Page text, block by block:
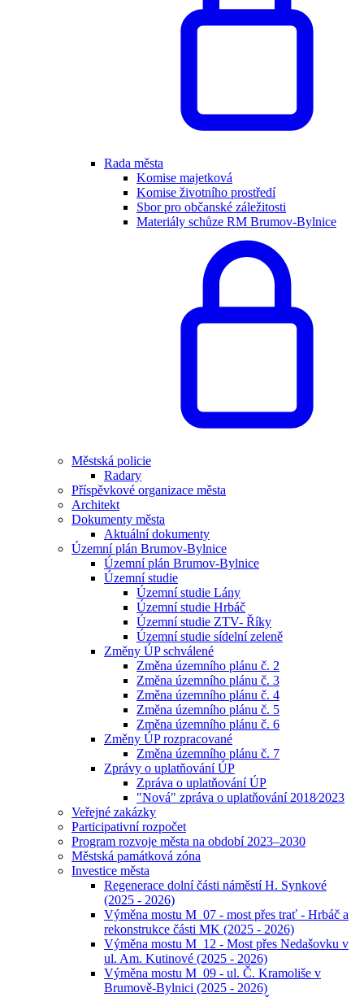
Rada města
Komise majetková
Komise životního prostředí
Sbor pro občanské záležitosti
Materiály schůze RM Brumov-Bylnice
Městská policie
Radary
Příspěvkové organizace města
Architekt
Dokumenty města
Aktuální dokumenty
Územní plán Brumov-Bylnice
Územní plán Brumov-Bylnice
Územní studie
Územní studie Lány
Územní studie Hrbáč
Územní studie ZTV- Říky
Územní studie sídelní zeleně
Změny ÚP schválené
Změna územního plánu č. 2
Změna územního plánu č. 3
Změna územního plánu č. 4
Změna územního plánu č. 5
Změna územního plánu č. 6
Změny ÚP rozpracované
Změna územního plánu č. 7
Zprávy o uplatňování ÚP
Zpráva o uplatňování ÚP
"Nová" zpráva o uplatňování 2018⁄2023
Veřejné zakázky
Participativní rozpočet
Program rozvoje města na období 2023–2030
Městská památková zóna
Investice města
Regenerace dolní části náměstí H. Synkové
(2025 - 2026)
Výměna mostu M_07 - most přes trať - Hrbáč a
rekonstrukce části MK (2025 - 2026)
Výměna mostu M_12 - Most přes Nedašovku v
ul. Am. Kutinové (2025 - 2026)
Výměna mostu M_09 - ul. Č. Kramoliše v
Brumově-Bylnici (2025 - 2026)